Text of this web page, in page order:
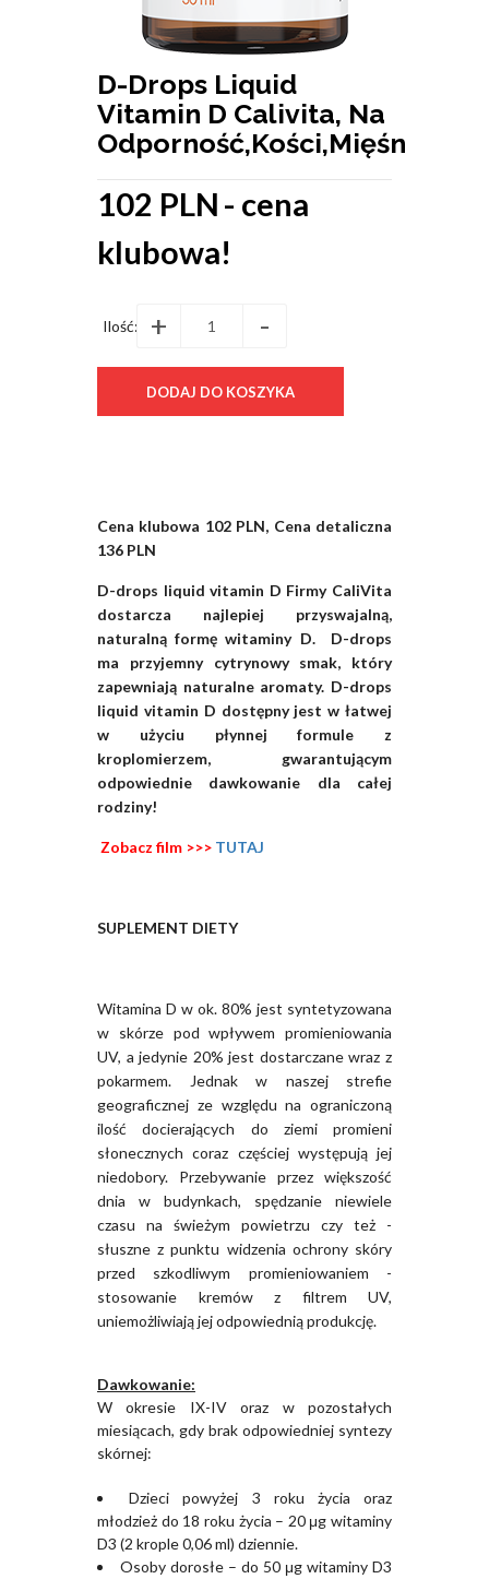
D-Drops Liquid
Vitamin D Calivita, Na
Odporność,Kości,Mięśnie
102 PLN - cena
klubowa!
Ilość: + -
Cena klubowa 102 PLN, Cena detaliczna
136 PLN
D-drops liquid vitamin D Firmy CaliVita
dostarcza najlepiej przyswajalną,
naturalną formę witaminy D. D-drops
ma przyjemny cytrynowy smak, który
zapewniają naturalne aromaty. D-drops
liquid vitamin D dostępny jest w łatwej
w użyciu płynnej formule z
kroplomierzem, gwarantującym
odpowiednie dawkowanie dla całej
rodziny!
Zobacz film >>> TUTAJ
SUPLEMENT DIETY
Witamina D w ok. 80% jest syntetyzowana
w skórze pod wpływem promieniowania
UV, a jedynie 20% jest dostarczane wraz z
pokarmem. Jednak w naszej strefie
geograficznej ze względu na ograniczoną
ilość docierających do ziemi promieni
słonecznych coraz częściej występują jej
niedobory. Przebywanie przez większość
dnia w budynkach, spędzanie niewiele
czasu na świeżym powietrzu czy też -
słuszne z punktu widzenia ochrony skóry
przed szkodliwym promieniowaniem -
stosowanie kremów z filtrem UV,
uniemożliwiają jej odpowiednią produkcję.
Dawkowanie:
W okresie IX-IV oraz w pozostałych
miesiącach, gdy brak odpowiedniej syntezy
skórnej:
Dzieci powyżej 3 roku życia oraz
młodzież do 18 roku życia – 20 μg witaminy
D3 (2 krople 0,06 ml) dziennie.
Osoby dorosłe – do 50 μg witaminy D3